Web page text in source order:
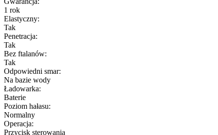
1 rok
Elastyczny:
Tak
Penetracja:
Tak
Bez ftalanów:
Tak
Odpowiedni smar:
Na bazie wody
Ładowarka:
Baterie
Poziom hałasu:
Normalny
Operacja:
Przycisk sterowania